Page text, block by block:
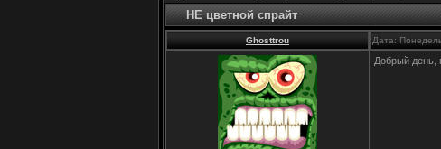
НЕ цветной спрайт
Ghosttrou Дата:
Добрый день,